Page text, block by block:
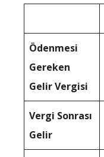
Ödenmesi
Gereken
Gelir Vergisi
Vergi Sonrası
Gelir